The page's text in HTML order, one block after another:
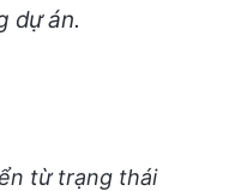
dự án.
từ trạng thái